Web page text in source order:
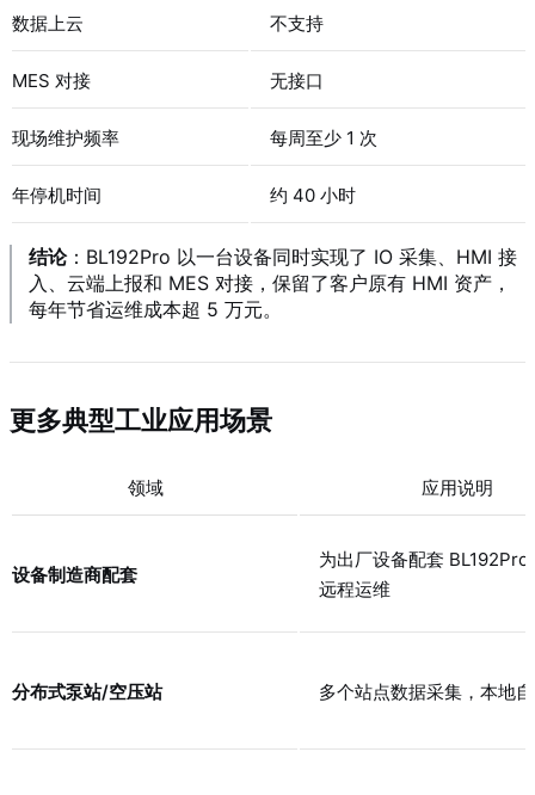
数据上云 不支持
MES 对接 无接口
现场维护频率 每周至少 1 次
年停机时间 约 40 小时
结论：BL192Pro 以一台设备同时实现了 IO 采集、HMI 接
入、云端上报和 MES 对接，保留了客户原有 HMI 资产，
每年节省运维成本超 5 万元。
更多典型工业应用场景
领域 应用说明
设备制造商配套
为出厂设备配套 BL192Pro
远程运维
分布式泵站/空压站 多个站点数据采集，本地